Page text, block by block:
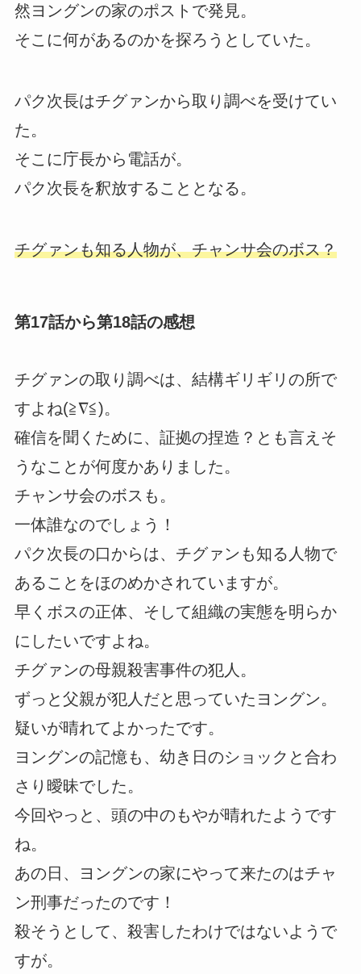
然ヨングンの家のポストで発見。
そこに何があるのかを探ろうとしていた。
パク次長はチグァンから取り調べを受けてい
た。
そこに庁長から電話が。
パク次長を釈放することとなる。
チグァンも知る人物が、チャンサ会のボス？
第17話から第18話の感想
チグァンの取り調べは、結構ギリギリの所で
すよね(≧∇≦)。
確信を聞くために、証拠の捏造？とも言えそ
うなことが何度かありました。
チャンサ会のボスも。
一体誰なのでしょう！
パク次長の口からは、チグァンも知る人物で
あることをほのめかされていますが。
早くボスの正体、そして組織の実態を明らか
にしたいですよね。
チグァンの母親殺害事件の犯人。
ずっと父親が犯人だと思っていたヨングン。
疑いが晴れてよかったです。
ヨングンの記憶も、幼き日のショックと合わ
さり曖昧でした。
今回やっと、頭の中のもやが晴れたようです
ね。
あの日、ヨングンの家にやって来たのはチャ
ン刑事だったのです！
殺そうとして、殺害したわけではないようで
すが。